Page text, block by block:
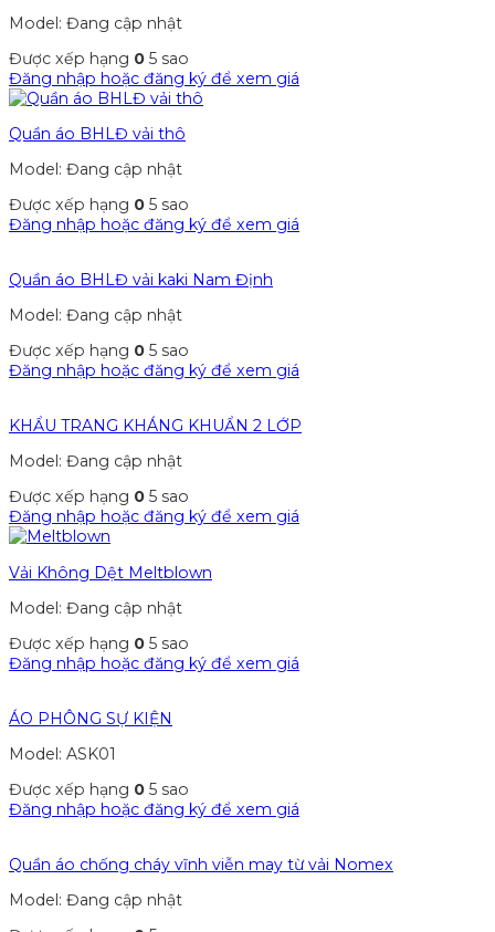
Model: Đang cập nhật
Được xếp hạng 0 5 sao
Đăng nhập hoặc đăng ký để xem giá
Quần áo BHLĐ vải thô
Model: Đang cập nhật
Được xếp hạng 0 5 sao
Đăng nhập hoặc đăng ký để xem giá
Quần áo BHLĐ vải kaki Nam Định
Model: Đang cập nhật
Được xếp hạng 0 5 sao
Đăng nhập hoặc đăng ký để xem giá
KHẨU TRANG KHÁNG KHUẨN 2 LỚP
Model: Đang cập nhật
Được xếp hạng 0 5 sao
Đăng nhập hoặc đăng ký để xem giá
Vải Không Dệt Meltblown
Model: Đang cập nhật
Được xếp hạng 0 5 sao
Đăng nhập hoặc đăng ký để xem giá
ÁO PHÔNG SỰ KIỆN
Model: ASK01
Được xếp hạng 0 5 sao
Đăng nhập hoặc đăng ký để xem giá
Quần áo chống cháy vĩnh viễn may từ vải Nomex
Model: Đang cập nhật